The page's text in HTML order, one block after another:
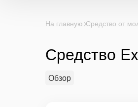
На главную Средство от
Средство
Обзор